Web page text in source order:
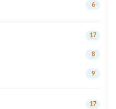
6
17
8
9
17